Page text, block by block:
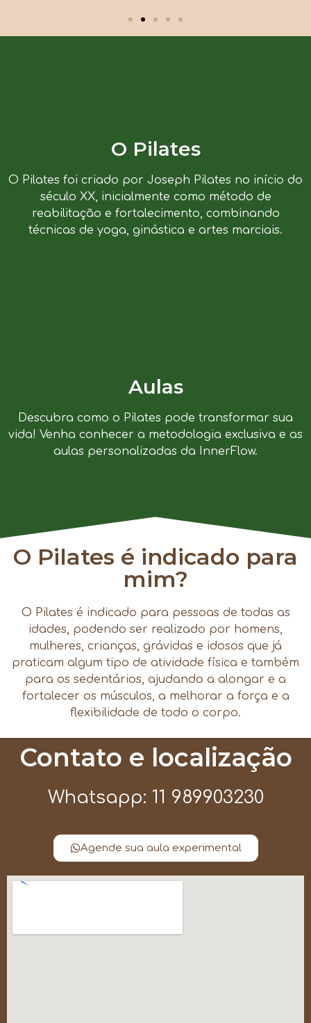
O Pilates
O Pilates foi criado por Joseph Pilates no início do
século XX, inicialmente como método de
reabilitação e fortalecimento, combinando
técnicas de yoga, ginástica e artes marciais.
Aulas
Descubra como o Pilates pode transformar sua
vida! Venha conhecer a metodologia exclusiva e as
aulas personalizadas da InnerFlow.
O Pilates é indicado para
mim?
O Pilates é indicado para pessoas de todas as
idades, podendo ser realizado por homens,
mulheres, crianças, grávidas e idosos que já
praticam algum tipo de atividade física e também
para os sedentários, ajudando a alongar e a
fortalecer os músculos, a melhorar a força e a
flexibilidade de todo o corpo.
Contato e localização
Whatsapp: 11 989903230
Agende sua aula experimental